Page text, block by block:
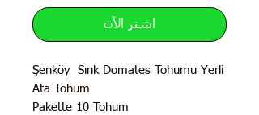
اشترِ الآن
Şenköy Sırık Domates Tohumu Yerli
Ata Tohum
Pakette 10 Tohum